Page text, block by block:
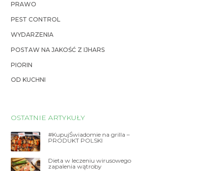
PRAWO
PEST CONTROL
WYDARZENIA
POSTAW NA JAKOŚĆ Z IJHARS
PIORIN
OD KUCHNI
OSTATNIE ARTYKUŁY
#KupujŚwiadomie na grilla –
PRODUKT POLSKI
Dieta w leczeniu wirusowego
zapalenia wątroby